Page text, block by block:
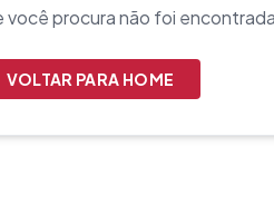
você procura não foi
VOLTAR PARA HOME